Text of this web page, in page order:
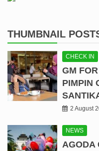
THUMBNAIL
CHECK IN
GM
PIMPIN
2 August
NEWS
AGODA